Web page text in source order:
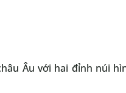
Âu với hai đỉnh núi